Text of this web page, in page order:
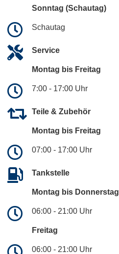
Sonntag (Schautag)
Schautag
Service
Montag bis Freitag
7:00 - 17:00 Uhr
Teile & Zubehör
Montag bis Freitag
07:00 - 17:00 Uhr
Tankstelle
Montag bis Donnerstag
06:00 - 21:00 Uhr
Freitag
06:00 - 21:00 Uhr